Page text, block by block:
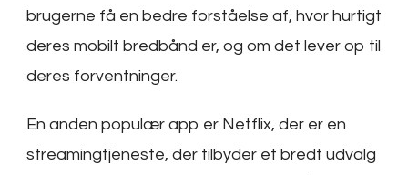
brugerne få en bedre forståelse af, hvor hurtigt
deres mobilt bredbånd er, og om det lever op til
deres forventninger.
En anden populær app er Netflix, der er en
streamingtjeneste, der tilbyder et bredt udvalg